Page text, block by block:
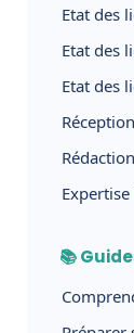
Etat des
Etat des
Etat des
📚